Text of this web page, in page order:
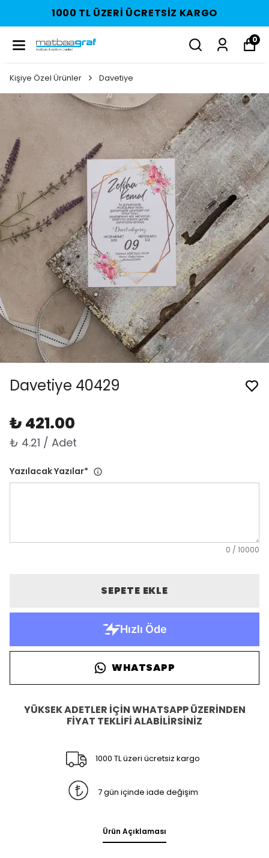
1000 TL ÜZERI ÜCRETSIZ KARGO
0
Kişiye Özel Ürünler Davetiye
Davetiye 40429
₺ 421.00
₺ 4.21 / Adet
Yazılacak Yazılar*
0 / 10000
SEPETE EKLE
WHATSAPP
YÜKSEK ADETLER İÇİN WHATSAPP ÜZERİNDEN
FİYAT TEKLİFİ ALABİLİRSİNİZ
1000 TL üzeri ücretsiz kargo
7 gün içinde iade değişim
Ürün Açıklaması